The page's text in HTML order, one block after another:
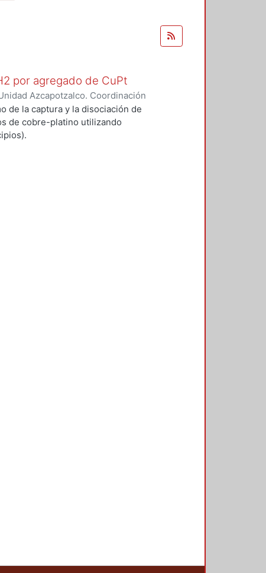
por agregado de CuPt
Azcapotzalco. Coordinación
GARCIA, ALFONSO
de la captura y la disociación de
de cobre-platino utilizando